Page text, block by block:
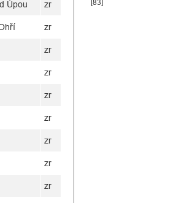
Úpou zr
zr
zr
zr
zr
zr
zr
zr
zr
[83]